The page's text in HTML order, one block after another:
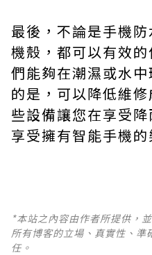
最後，不論是手機
機殼，都可以有效
們能夠在潮濕或水
的是，可以降低維
些設備讓您在享受
享受擁有智能手機的
*本站之內容由作者所提供，
所有博客的立場、真實性、
任。